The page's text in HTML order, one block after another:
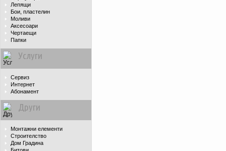
Лепящи
Бои, пластелин
Моливи
Аксесоари
Чертаещи
Папки
Услуги
Сервиз
Интернет
Абонамент
Други
Монтажни елементи
Строителство
Дом Градина